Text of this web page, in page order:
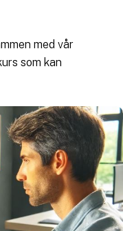
med vår
som kan